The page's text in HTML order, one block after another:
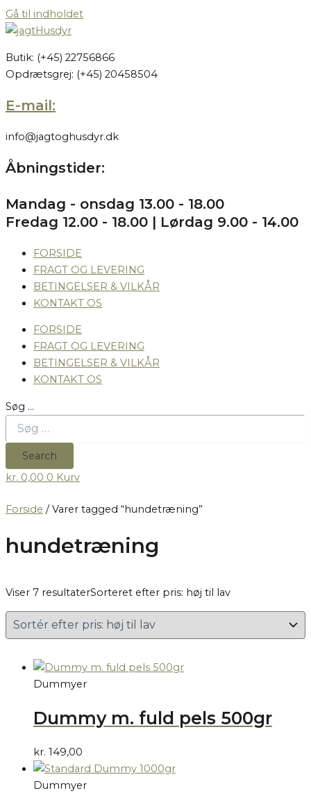
Gå til indholdet
Butik: (+45) 22756866
Opdrætsgrej: (+45) 20458504
E-mail:
info@jagtoghusdyr.dk
Åbningstider:
Mandag - onsdag 13.00 - 18.00
Fredag 12.00 - 18.00 | Lørdag 9.00 - 14.00
FORSIDE
FRAGT OG LEVERING
BETINGELSER & VILKÅR
KONTAKT OS
FORSIDE
FRAGT OG LEVERING
BETINGELSER & VILKÅR
KONTAKT OS
Søg …
Search
kr. 0,00 0 Kurv
Forside / Varer tagged “hundetræning”
hundetræning
Viser 7 resultaterSorteret efter pris: høj til lav
Dummyer
Dummy m. fuld pels 500gr
kr. 149,00
Dummyer